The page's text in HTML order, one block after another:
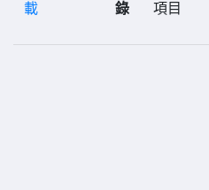
載
錄
項目